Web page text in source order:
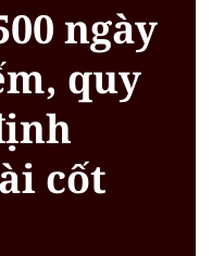
ngày
quy
cốt